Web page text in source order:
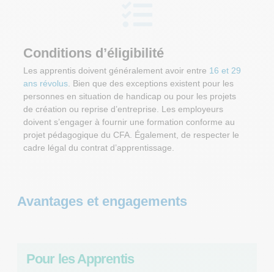
Conditions d’éligibilité
Les apprentis doivent généralement avoir entre 16 et 29
ans révolus . Bien que des exceptions existent pour les
personnes en situation de handicap ou pour les projets
de création ou reprise d’entreprise. Les employeurs
doivent s’engager à fournir une formation conforme au
projet pédagogique du CFA. Également, de respecter le
cadre légal du contrat d’apprentissage.
Avantages et engagements
Pour les Apprentis